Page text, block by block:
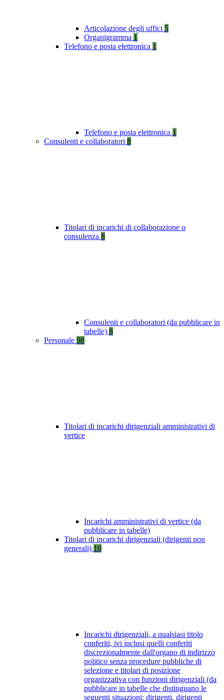
Articolazione degli uffici 5
Organigramma 1
Telefono e posta elettronica 1
Telefono e posta elettronica 1
Consulenti e collaboratori 8
Titolari di incarichi di collaborazione o
consulenza 8
Consulenti e collaboratori (da pubblicare in
tabelle) 8
Personale 98
Titolari di incarichi dirigenziali amministrativi di
vertice
Incarichi amministrativi di vertice (da
pubblicare in tabelle)
Titolari di incarichi dirigenziali (dirigenti non
generali) 10
Incarichi dirigenziali, a qualsiasi titolo
conferiti, ivi inclusi quelli conferiti
discrezionalmente dall'organo di indirizzo
politico senza procedure pubbliche di
selezione e titolari di posizione
organizzativa con funzioni dirigenziali (da
pubblicare in tabelle che distinguano le
seguenti situazioni: dirigenti, dirigenti